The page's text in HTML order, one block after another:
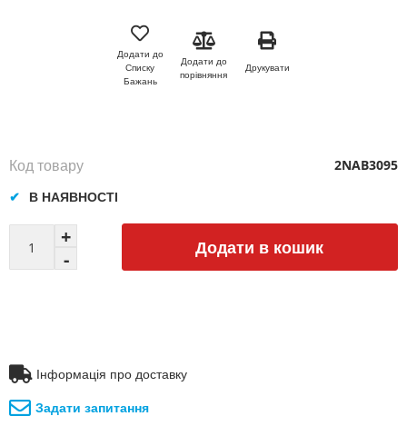
Додати до
Списку
Бажань
Додати до
порівняння
Друкувати
Додати в кошик
В НАЯВНОСТІ
Код товару 2NAB3095
Інформація про доставку
Задати запитання